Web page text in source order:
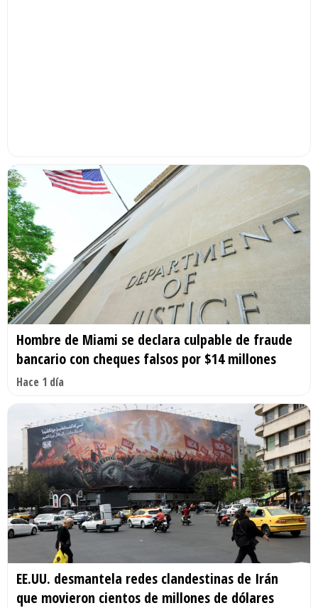
Hombre de Miami se declara culpable de fraude
bancario con cheques falsos por $14 millones
Hace 1 día
EE.UU. desmantela redes clandestinas de Irán
que movieron cientos de millones de dólares